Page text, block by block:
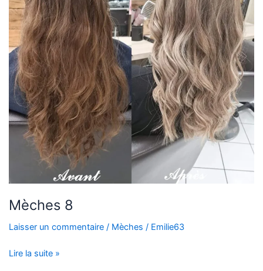
Mèches 8
Laisser un commentaire / Mèches / Emilie63
Lire la suite »